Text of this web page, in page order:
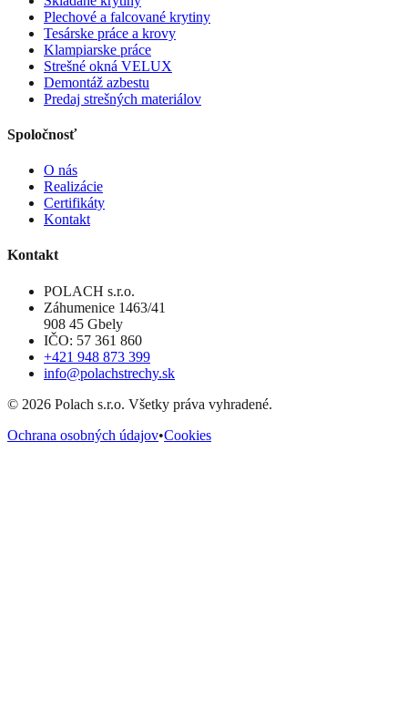
Plechové a falcované krytiny
Tesárske práce a krovy
Klampiarske práce
Strešné okná VELUX
Demontáž azbestu
Predaj strešných materiálov
Spoločnosť
O nás
Realizácie
Certifikáty
Kontakt
Kontakt
POLACH s.r.o.
Záhumenice 1463/41
908 45 Gbely
IČO: 57 361 860
+421 948 873 399
info@polachstrechy.sk
© 2026 Polach s.r.o. Všetky práva vyhradené.
Ochrana osobných údajov•Cookies